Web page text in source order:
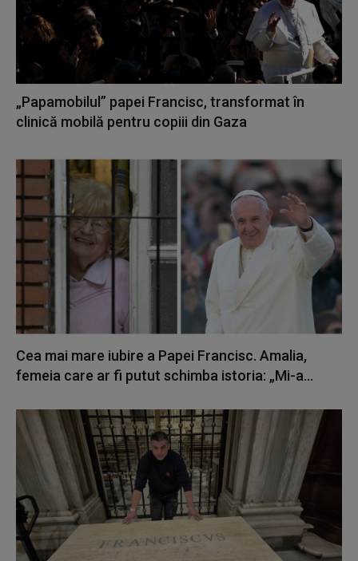
„Papamobilul” papei Francisc, transformat în
clinică mobilă pentru copiii din Gaza
Cea mai mare iubire a Papei Francisc. Amalia,
femeia care ar fi putut schimba istoria: „Mi-a...